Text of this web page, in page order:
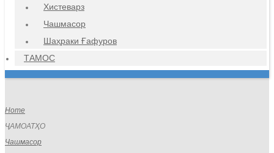
Хистеварз
Чашмасор
Шаҳраки Ғафуров
ТАМОС
Home
ҶАМОАТҲО
Чашмасор